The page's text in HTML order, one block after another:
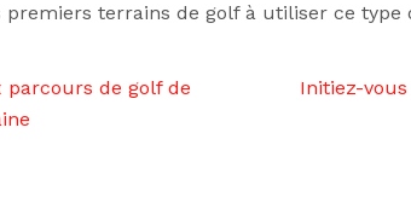
premiers terrains de golf à utiliser ce
parcours de golf de
Initiez-